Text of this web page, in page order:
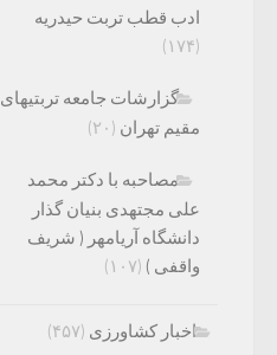
ادب قطب تربت حیدریه
(۱۷۴)
گزارشات جامعه تربتیهای
مقیم تهران (۲۰)
مصاحبه با دکتر محمد
علی مجتهدی بنیان گذار
دانشگاه آریامهر ( شریف
واقفی ) (۱۰۷)
اخبار کشاورزی (۴۵۷)